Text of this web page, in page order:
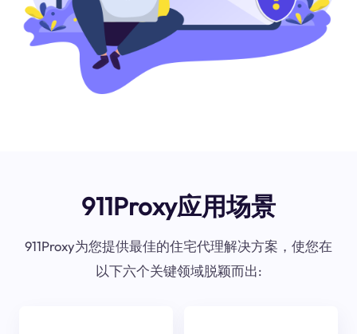
911Proxy应用场景
911Proxy为您提供最佳的住宅代理解决方案，使您在
以下六个关键领域脱颖而出: